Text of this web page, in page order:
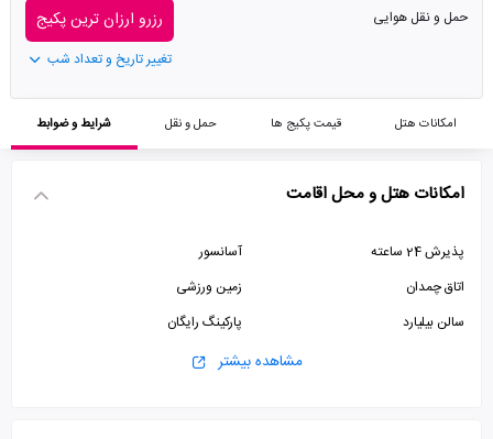
حمل و نقل هوایی
رزرو ارزان ترین پکیج
تغییر تاریخ و تعداد شب
امکانات هتل قیمت پکیج ها حمل و نقل شرایط و ضوابط
امکانات هتل و محل اقامت
پذیرش 24 ساعته
آسانسور
اتاق چمدان
زمین ورزشی
سالن بیلیارد
پارکینگ رایگان
مشاهده بیشتر